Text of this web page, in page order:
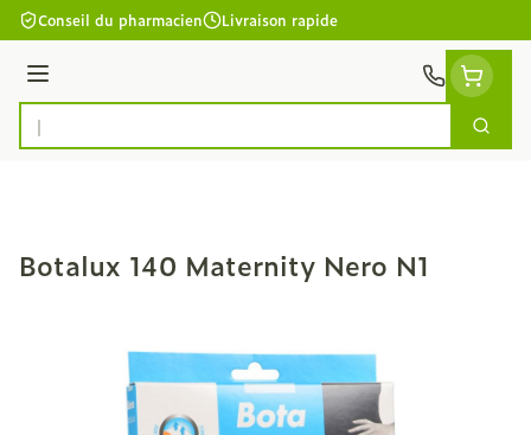
Aller au contenu
Conseil du pharmacien Livraison rapide
Menu
Rechercher
Botalux 140 Maternity Nero N1